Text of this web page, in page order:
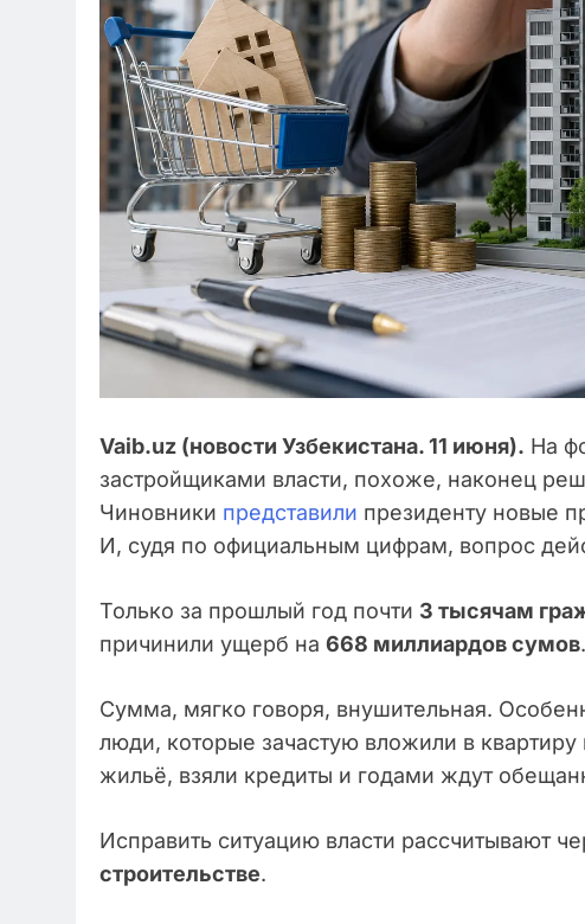
Vaib.uz (новости Узбекистана. 11 июня). На
застройщиками власти, похоже, наконец
Чиновники представили президенту новые
И, судя по официальным цифрам, вопрос
Только за прошлый год почти 3 тысячам
причинили ущерб на 668 миллиардов сумов.
Сумма, мягко говоря, внушительная.
люди, которые зачастую вложили в
жильё, взяли кредиты и годами ждут
Исправить ситуацию власти рассчитывают
строительстве.